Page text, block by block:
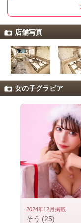
店舗写真
女の子グラビア
2024年12月掲載
そう (25)